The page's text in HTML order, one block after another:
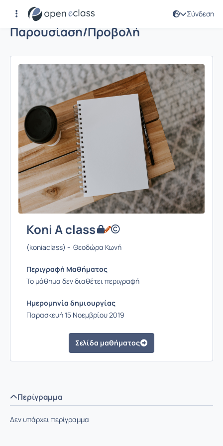
Σύνδεση
Παρουσίαση/Προβολή
Koni A class
(koniaclass) - Θεοδώρα Κωνή
Περιγραφή Μαθήματος
Το μάθημα δεν διαθέτει περιγραφή
Ημερομηνία δημιουργίας
Παρασκευή 15 Νοεμβρίου 2019
Σελίδα μαθήματος
Περίγραμμα
Δεν υπάρχει περίγραμμα